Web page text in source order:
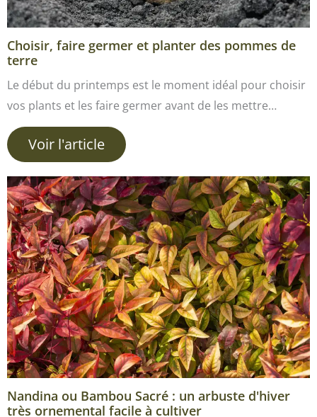
Choisir, faire germer et planter des pommes de
terre
Le début du printemps est le moment idéal pour choisir
vos plants et les faire germer avant de les mettre…
Voir l'article
Nandina ou Bambou Sacré : un arbuste d'hiver
très ornemental facile à cultiver